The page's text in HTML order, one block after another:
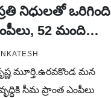
నిధులతో ఒరిగింది
52 మంది
ఫలితం లేదు.
మూర్తి.ఉరవకొండ మన
సీమ ప్రాంత ఎంపీలు